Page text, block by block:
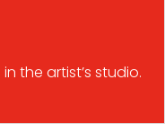
the artist’s studio.